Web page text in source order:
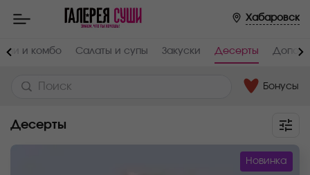
Хабаровск
и комбо Салаты и супы Закуски Десерты
Бонусы
Десерты
Новинка